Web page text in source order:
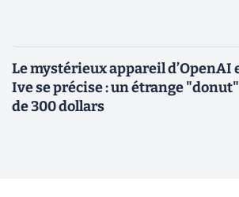
Le mystérieux appareil d’OpenAI
Ive se précise : un étrange
de 300 dollars